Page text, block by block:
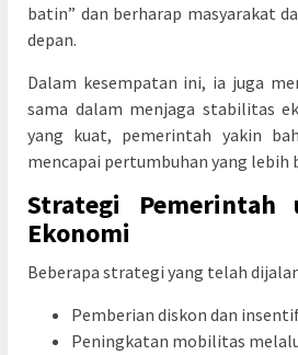
batin” dan berharap masyarakat
depan.
Dalam kesempatan ini, ia juga
sama dalam menjaga stabilitas
yang kuat, pemerintah yakin
mencapai pertumbuhan yang lebih
Strategi Pemerintah
Ekonomi
Beberapa strategi yang telah
Pemberian diskon dan
Peningkatan mobilitas